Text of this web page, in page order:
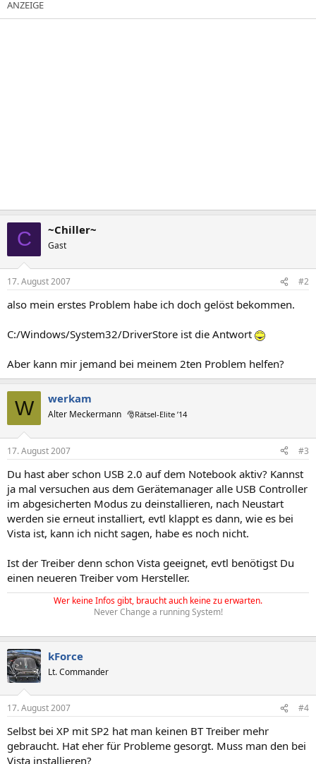
C ~Chiller~
Gast
17. August 2007 #2
also mein erstes Problem habe ich doch gelöst bekommen.
C:/Windows/System32/DriverStore ist die Antwort
Aber kann mir jemand bei meinem 2ten Problem helfen?
W werkam
Alter Meckermann 🎅Rätsel-Elite ’14
17. August 2007 #3
Du hast aber schon USB 2.0 auf dem Notebook aktiv? Kannst
ja mal versuchen aus dem Gerätemanager alle USB Controller
im abgesicherten Modus zu deinstallieren, nach Neustart
werden sie erneut installiert, evtl klappt es dann, wie es bei
Vista ist, kann ich nicht sagen, habe es noch nicht.
Ist der Treiber denn schon Vista geeignet, evtl benötigst Du
einen neueren Treiber vom Hersteller.
Wer keine Infos gibt, braucht auch keine zu erwarten.
Never Change a running System!
kForce
Lt. Commander
17. August 2007 #4
Selbst bei XP mit SP2 hat man keinen BT Treiber mehr
gebraucht. Hat eher für Probleme gesorgt. Muss man den bei
Vista installieren?